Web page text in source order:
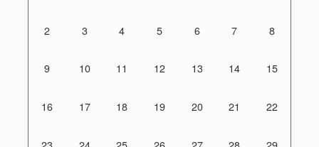
2 3 4 5 6 7 8
9 10 11 12 13 14 15
16 17 18 19 20 21 22